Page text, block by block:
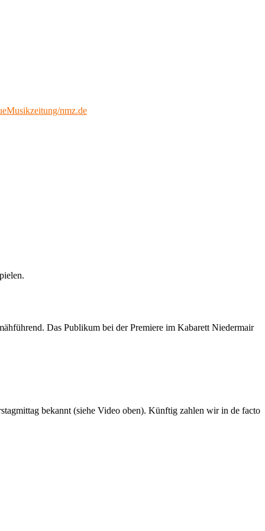
nmz.de
Das Publikum bei der Premiere im Kabarett Niedermair
bekannt (siehe Video oben). Künftig zahlen wir in de facto